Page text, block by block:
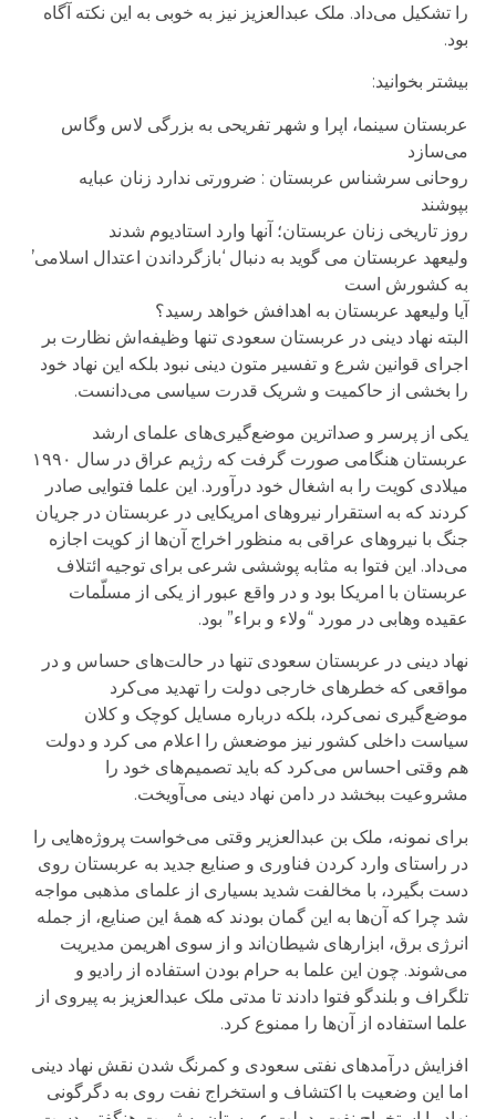
را تشکیل می‌داد. ملک عبد‌العزیز نیز به خوبی به این نکته آگاه
بود.
بیشتر بخوانید:
عربستان سینما، اپرا و شهر تفریحی به بزرگی لاس وگاس
می‌سازد
روحانی سرشناس عربستان : ضرورتی ندارد زنان عبایه
بپوشند
روز تاریخی زنان عربستان؛ آنها وارد استادیوم شدند
ولیعهد عربستان می گوید به دنبال ‘بازگرداندن اعتدال اسلامی’
به کشورش است
آیا ولیعهد عربستان به اهدافش خواهد رسید؟
البته نهاد دینی در عربستان سعودی تنها وظیفه‌اش نظارت بر
اجرای قوانین شرع و تفسیر متون دینی نبود بلکه این نهاد خود
را بخشی از حاکمیت و شریک قدرت سیاسی می‌دانست.
یکی از پر‌سر ‌‌و ‌صدا‌ترین موضع‌گیری‌های علمای ارشد
عربستان هنگامی صورت گرفت که رژیم عراق در سال ۱۹۹۰
میلادی کویت را به اشغال خود در‌آورد. این علما فتوایی صادر
کردند که به استقرار نیروهای امریکایی در عربستان در جریان
جنگ با نیروهای عراقی به منظور اخراج آن‌ها از کویت اجازه
می‌داد. این فتوا به مثابه پوششی شرعی برای توجیه ائتلاف
عربستان با امریکا بود و در واقع عبور از یکی از مسلّمات
عقیده وهابی در مورد “ولاء و براء” بود.
نهاد دینی در عربستان سعودی تنها در حالت‌های حساس و در
مواقعی که خطرهای خارجی دولت را تهدید می‌کرد
موضع‌گیری نمی‌کرد، بلکه در‌باره مسایل کوچک و کلان
سیاست داخلی کشور نیز موضعش را اعلام می‌ کرد و دولت
هم وقتی احساس می‌کرد که باید تصمیم‌های خود را
مشروعیت ببخشد در دامن نهاد دینی می‌آویخت.
برای نمونه، ملک بن عبدالعزیر وقتی می‌خواست پروژه‌هایی را
در راستای وارد کردن فناوری و صنایع جدید به عربستان روی
دست بگیرد، با مخالفت شدید بسیاری از علمای مذهبی مواجه
شد چرا که آن‌ها به این گمان بودند که همۀ این صنایع، از جمله
انرژی برق، ابزارهای شیطان‌اند و از سوی اهریمن مدیریت
می‌شوند. چون این علما به حرام بودن استفاده از رادیو و
تلگراف و بلند‌گو فتوا دادند تا مدتی ملک عبدالعزیز به پیروی از
علما استفاده از آن‌ها را ممنوع کرد.
افزایش در‌آمد‌های نفتی سعودی و کمرنگ شدن نقش نهاد دینی
اما این وضعیت با اکتشاف و استخراج نفت روی به دگرگونی